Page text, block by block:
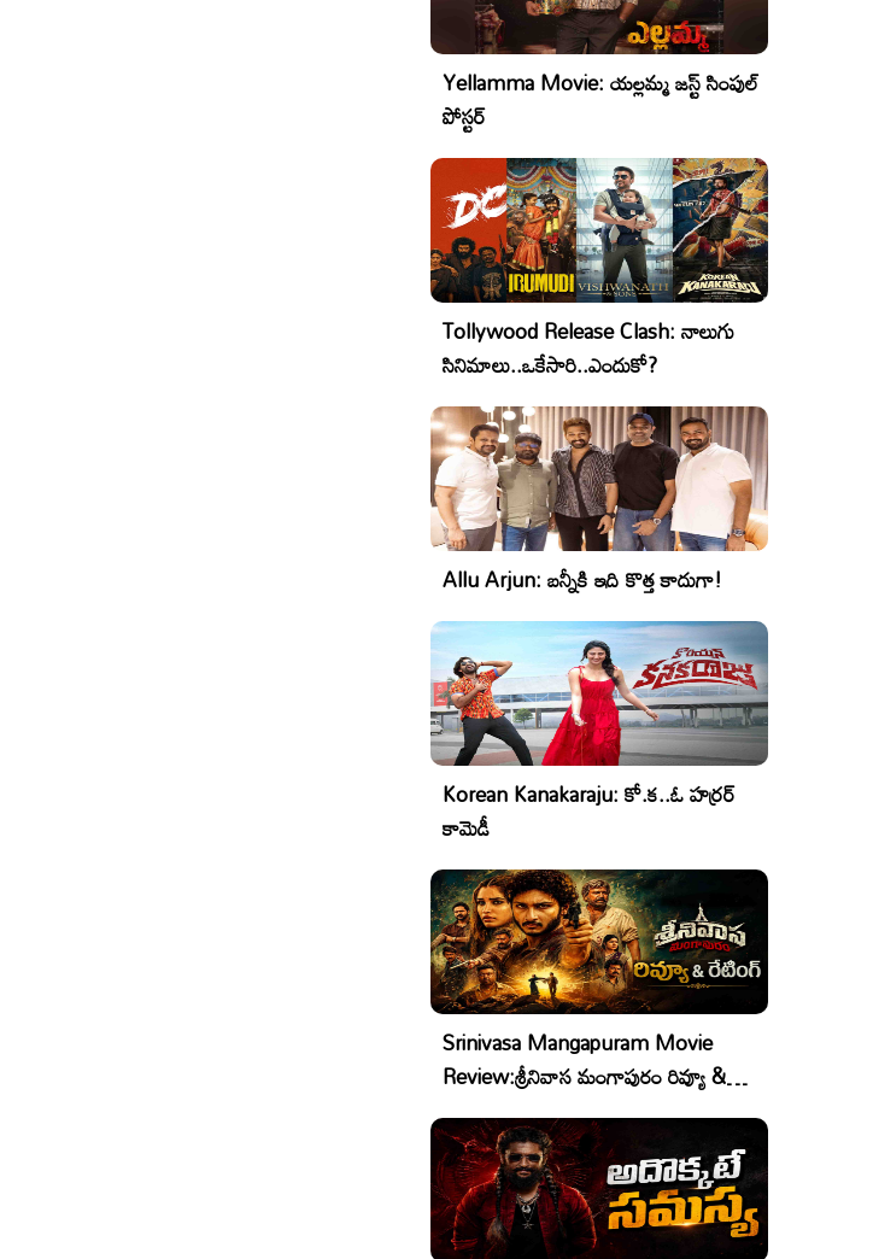
Yellamma Movie: యల్లమ్మ జస్ట్ సింపుల్
పోస్టర్
Tollywood Release Clash: నాలుగు
సినిమాలు..ఒకేసారి..ఎందుకో?
Allu Arjun: బన్నీకి ఇది కొత్త కాదుగా!
Korean Kanakaraju: కో.క..ఓ హర్రర్
కామెడీ
Srinivasa Mangapuram Movie
Review:శ్రీనివాస మంగాపురం రివ్యూ &
రేటింగ్